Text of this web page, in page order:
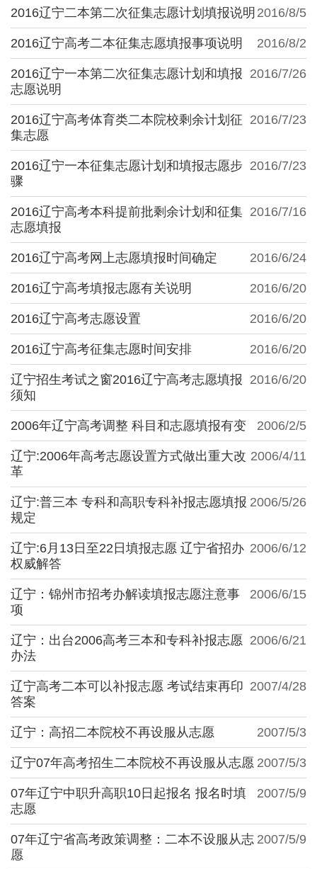
2016/8/5
2016辽宁二本第二次征集志愿计划填报说明
2016/8/2
2016辽宁高考二本征集志愿填报事项说明
2016/7/26
2016辽宁一本第二次征集志愿计划和填报
志愿说明
2016/7/23
2016辽宁高考体育类二本院校剩余计划征
集志愿
2016/7/23
2016辽宁一本征集志愿计划和填报志愿步
骤
2016/7/16
2016辽宁高考本科提前批剩余计划和征集
志愿填报
2016/6/24
2016辽宁高考网上志愿填报时间确定
2016/6/20
2016辽宁高考填报志愿有关说明
2016/6/20
2016辽宁高考志愿设置
2016/6/20
2016辽宁高考征集志愿时间安排
2016/6/20
辽宁招生考试之窗2016辽宁高考志愿填报
须知
2006/2/5
2006年辽宁高考调整 科目和志愿填报有变
2006/4/11
辽宁:2006年高考志愿设置方式做出重大改
革
2006/5/26
辽宁:普三本 专科和高职专科补报志愿填报
规定
2006/6/12
辽宁:6月13日至22日填报志愿 辽宁省招办
权威解答
2006/6/15
辽宁：锦州市招考办解读填报志愿注意事
项
2006/6/21
辽宁：出台2006高考三本和专科补报志愿
办法
2007/4/28
辽宁高考二本可以补报志愿 考试结束再印
答案
2007/5/3
辽宁：高招二本院校不再设服从志愿
2007/5/3
辽宁07年高考招生二本院校不再设服从志愿
2007/5/9
07年辽宁中职升高职10日起报名 报名时填
志愿
2007/5/9
07年辽宁省高考政策调整：二本不设服从志
愿